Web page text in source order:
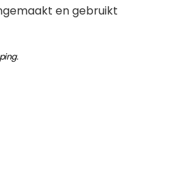
en gebruikt
.